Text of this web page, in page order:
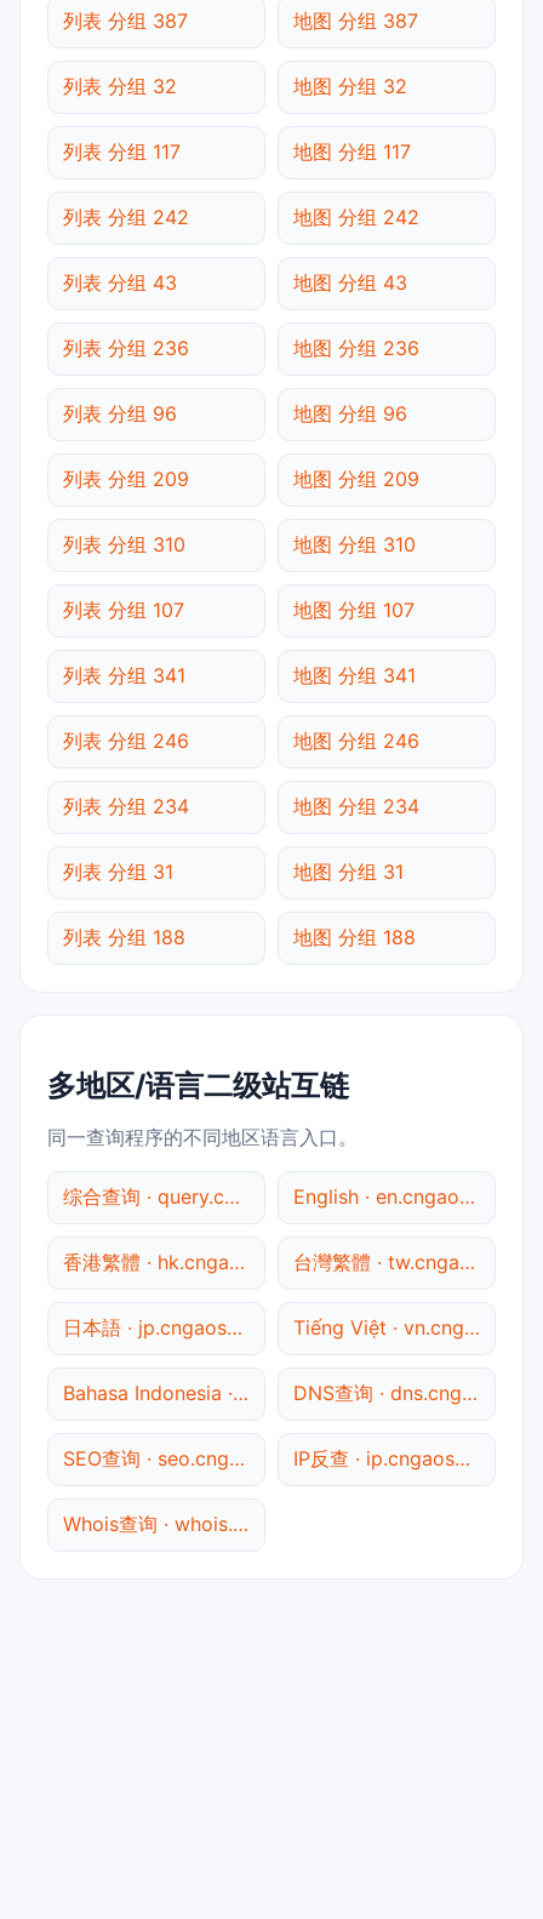
列表 分组 387 地图 分组 387
列表 分组 32 地图 分组 32
列表 分组 117 地图 分组 117
列表 分组 242 地图 分组 242
列表 分组 43 地图 分组 43
列表 分组 236 地图 分组 236
列表 分组 96 地图 分组 96
列表 分组 209 地图 分组 209
列表 分组 310 地图 分组 310
列表 分组 107 地图 分组 107
列表 分组 341 地图 分组 341
列表 分组 246 地图 分组 246
列表 分组 234 地图 分组 234
列表 分组 31 地图 分组 31
列表 分组 188 地图 分组 188
多地区/语言二级站互链
同一查询程序的不同地区语言入口。
综合查询 · query.cngaosu.com English · en.cngaosu.com
香港繁體 · hk.cngaosu.com 台灣繁體 · tw.cngaosu.com
日本語 · jp.cngaosu.com Tiếng Việt · vn.cngaosu.com
Bahasa Indonesia · id.cngaosu.com DNS查询 · dns.cngaosu.com
SEO查询 · seo.cngaosu.com IP反查 · ip.cngaosu.com
Whois查询 · whois.cngaosu.com